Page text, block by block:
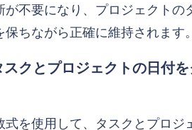
が不要になり、プロジェクトの
保ちながら正確に維持されます
クとプロジェクトの日付
式を使用して、タスクとプロジ